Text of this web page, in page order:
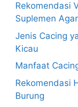
Rekomendasi
Suplemen
Jenis Cacing
Kicau
Manfaat
Rekomendasi
Burung